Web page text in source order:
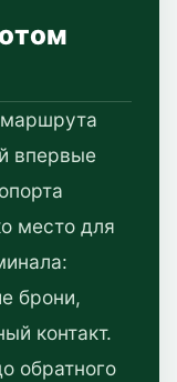
маршрута
впервые
место для
брони,
контакт.
обратного